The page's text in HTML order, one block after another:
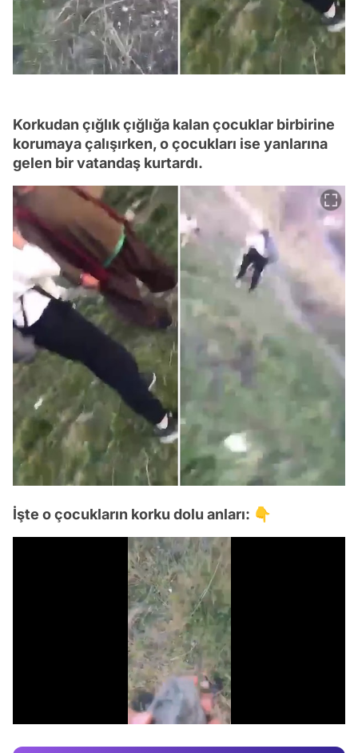
Korkudan çığlık çığlığa kalan çocuklar birbirine
korumaya çalışırken, o çocukları ise yanlarına
gelen bir vatandaş kurtardı.
İşte o çocukların korku dolu anları: 👇